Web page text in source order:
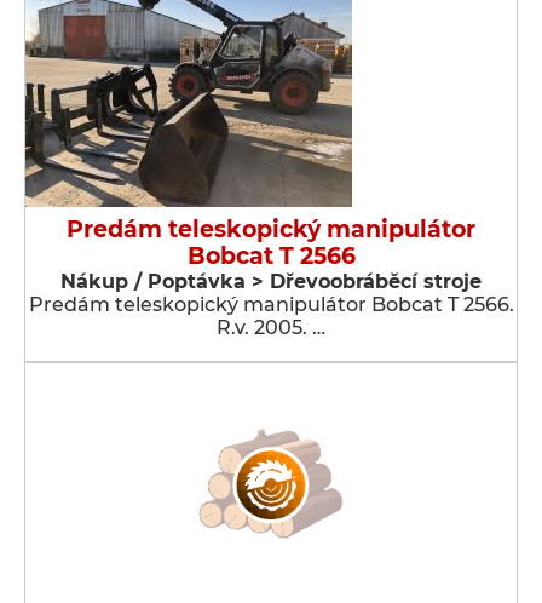
Predám teleskopický manipulátor
Bobcat T 2566
Nákup / Poptávka > Dřevoobráběcí stroje
Predám teleskopický manipulátor Bobcat T 2566.
R.v. 2005. …